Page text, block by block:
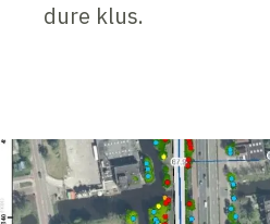
dure klus.